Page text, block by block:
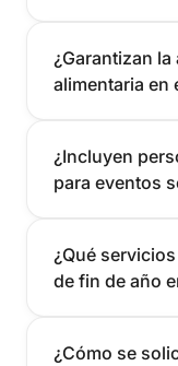
¿Garantizan
alimentaria en
¿Incluyen
para eventos
¿Qué
de fin de año
¿Cómo se